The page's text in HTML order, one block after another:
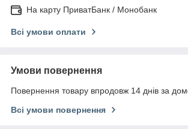
На карту ПриватБанк / Монобанк
Всі умови оплати
Умови повернення
Повернення товару впродовж 14 днів за
Всі умови повернення